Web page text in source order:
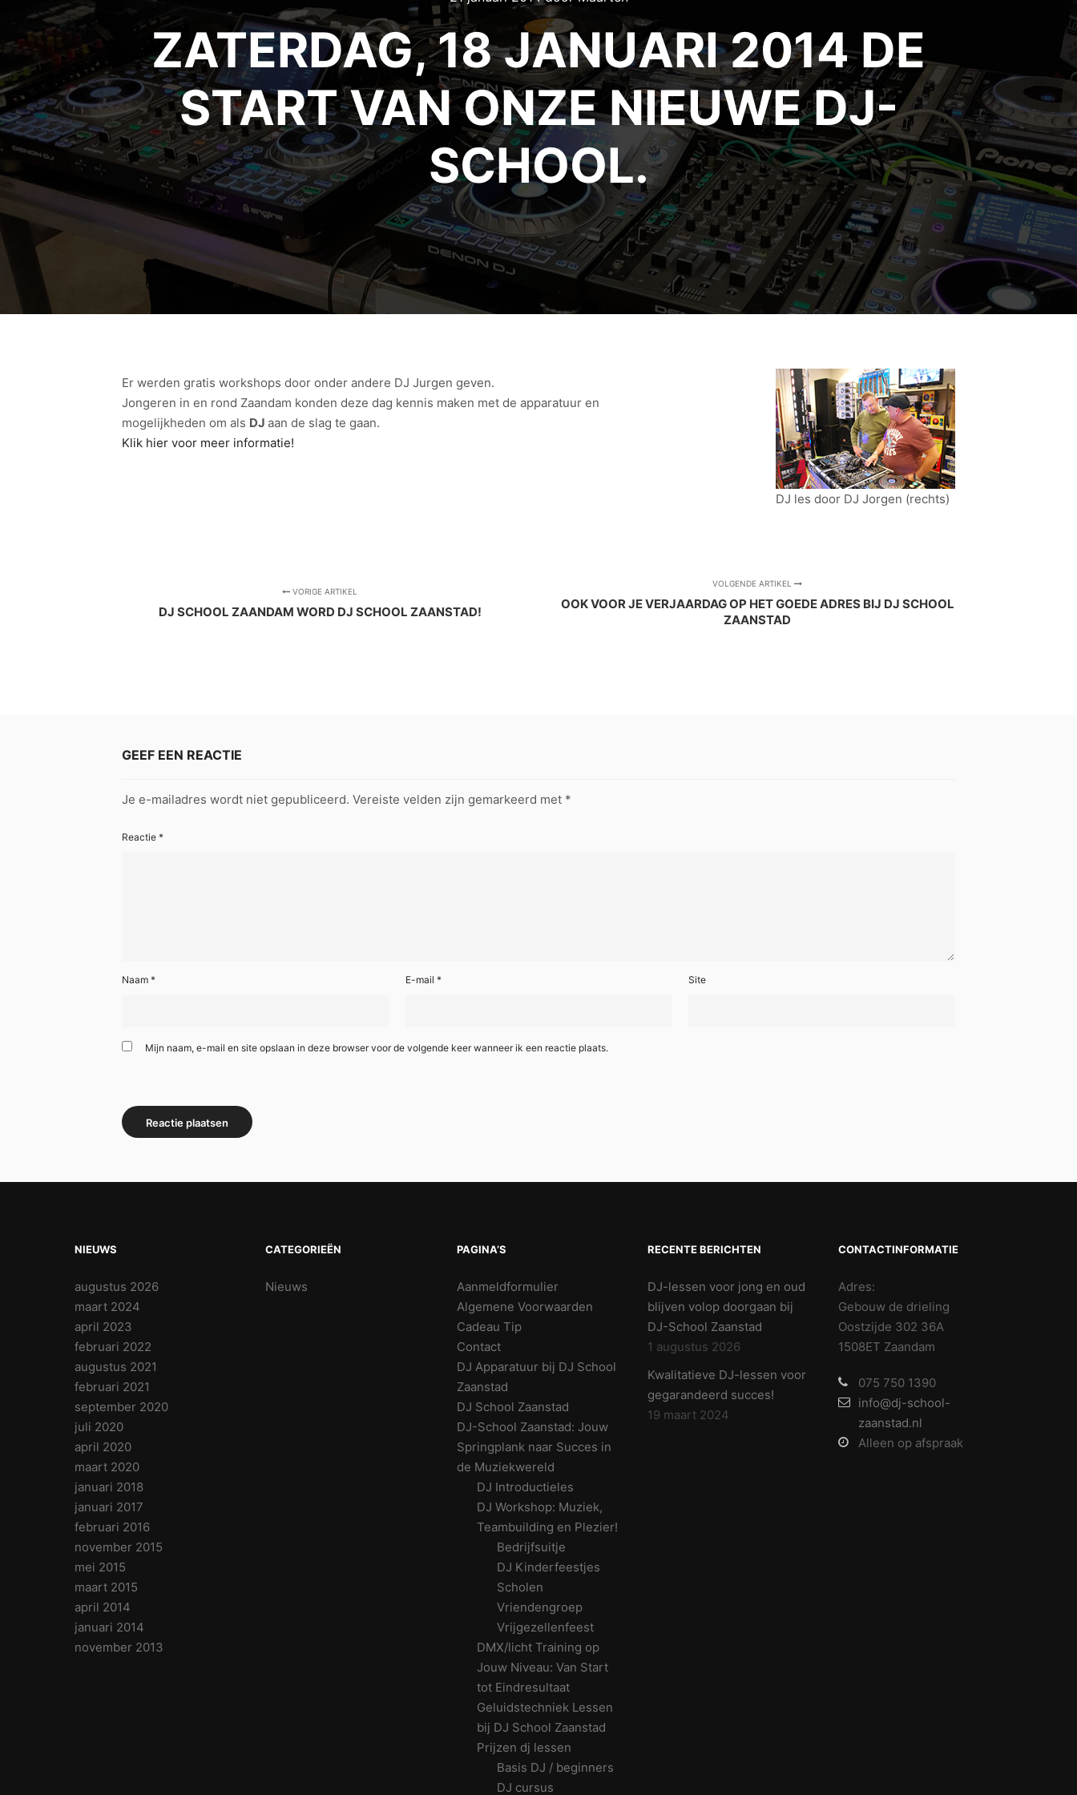
ZATERDAG, 18 JANUARI 2014 DE
START VAN ONZE NIEUWE DJ-
SCHOOL.
DJ les door DJ Jorgen (rechts)
Er werden gratis workshops door onder andere DJ Jurgen geven.
Jongeren in en rond Zaandam konden deze dag kennis maken met de apparatuur en
mogelijkheden om als DJ aan de slag te gaan.
Klik hier voor meer informatie!
VORIGE ARTIKEL
DJ SCHOOL ZAANDAM WORD DJ SCHOOL ZAANSTAD!
VOLGENDE ARTIKEL
OOK VOOR JE VERJAARDAG OP HET GOEDE ADRES BIJ DJ SCHOOL
ZAANSTAD
GEEF EEN REACTIE
Je e-mailadres wordt niet gepubliceerd. Vereiste velden zijn gemarkeerd met *
Reactie *
Naam * E-mail * Site
Mijn naam, e-mail en site opslaan in deze browser voor de volgende keer wanneer ik een reactie plaats.
NIEUWS
augustus 2026
maart 2024
april 2023
februari 2022
augustus 2021
februari 2021
september 2020
juli 2020
april 2020
maart 2020
januari 2018
januari 2017
februari 2016
november 2015
mei 2015
maart 2015
april 2014
januari 2014
november 2013
CATEGORIEËN
Nieuws
PAGINA’S
Aanmeldformulier
Algemene Voorwaarden
Cadeau Tip
Contact
DJ Apparatuur bij DJ School
Zaanstad
DJ School Zaanstad
DJ-School Zaanstad: Jouw
Springplank naar Succes in
de Muziekwereld
DJ Introductieles
DJ Workshop: Muziek,
Teambuilding en Plezier!
Bedrijfsuitje
DJ Kinderfeestjes
Scholen
Vriendengroep
Vrijgezellenfeest
DMX/licht Training op
Jouw Niveau: Van Start
tot Eindresultaat
Geluidstechniek Lessen
bij DJ School Zaanstad
Prijzen dj lessen
Basis DJ / beginners
DJ cursus
RECENTE BERICHTEN
DJ-lessen voor jong en oud
blijven volop doorgaan bij
DJ-School Zaanstad
1 augustus 2026
Kwalitatieve DJ-lessen voor
gegarandeerd succes!
19 maart 2024
CONTACTINFORMATIE
Adres:
Gebouw de drieling
Oostzijde 302 36A
1508ET Zaandam
075 750 1390
info@dj-school-
zaanstad.nl
Alleen op afspraak